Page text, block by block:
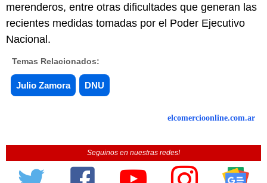
merenderos, entre otras dificultades que generan las
recientes medidas tomadas por el Poder Ejecutivo
Nacional.
Temas Relacionados:
Julio Zamora DNU
elcomercioonline.com.ar
Seguinos en nuestras redes!